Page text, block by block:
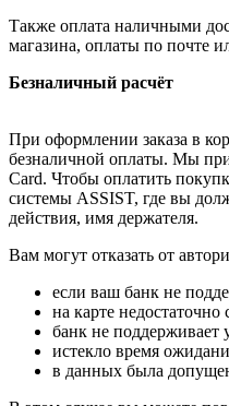
Также оплата наличными
магазина, оплаты по почте
Безналичный расчёт
При оформлении заказа в
безналичной оплаты. Мы
Card. Чтобы оплатить
системы ASSIST, где вы
действия, имя держателя.
Вам могут отказать от
если ваш банк не
на карте недостаточно
банк не поддерживает
истекло время
в данных была